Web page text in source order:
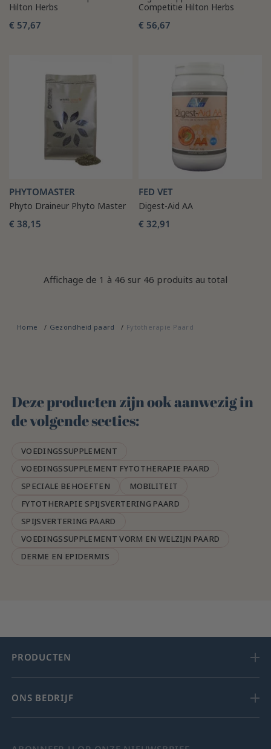
Hilton Herbs
€ 57,67
Competitie Hilton Herbs
€ 56,67
PHYTOMASTER
Phyto Draineur Phyto Master
€ 38,15
FED VET
Digest-Aid AA
€ 32,91
Affichage de 1 à 46 sur 46 produits au total
Home Gezondheid paard Fytotherapie Paard
Deze producten zijn ook aanwezig in
de volgende secties:
VOEDINGSSUPPLEMENT
VOEDINGSSUPPLEMENT FYTOTHERAPIE PAARD
SPECIALE BEHOEFTEN
MOBILITEIT
FYTOTHERAPIE SPIJSVERTERING PAARD
SPIJSVERTERING PAARD
VOEDINGSSUPPLEMENT VORM EN WELZIJN PAARD
DERME EN EPIDERMIS
PRODUCTEN
ONS BEDRIJF